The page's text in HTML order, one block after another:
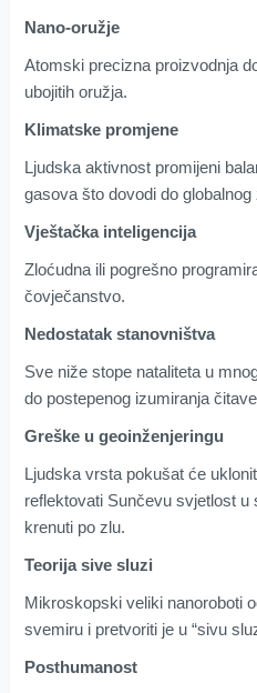
Nano-oružje
Atomski precizna proizvodnja
ubojitih oružja.
Klimatske promjene
Ljudska aktivnost promijeni
gasova što dovodi do globalnog
Vještačka inteligencija
Zloćudna ili pogrešno
čovječanstvo.
Nedostatak stanovništva
Sve niže stope nataliteta u
do postepenog izumiranja
Greške u geoinženjeringu
Ljudska vrsta pokušat će
reflektovati Sunčevu svjetlost u
krenuti po zlu.
Teorija sive sluzi
Mikroskopski veliki nanoroboti
svemiru i pretvoriti je u “sivu
Posthumanost